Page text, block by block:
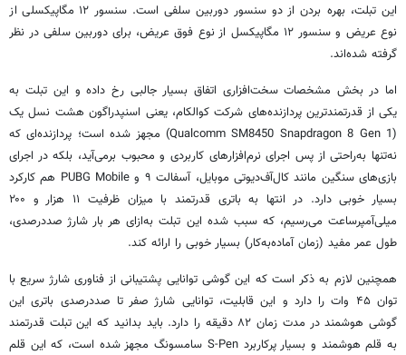
این تبلت، بهره بردن از دو سنسور دوربین سلفی است. سنسور ۱۲ مگاپیکسلی از
نوع عریض و سنسور ۱۲ مگاپیکسل از نوع فوق عریض، برای دوربین سلفی در نظر
گرفته شده‌اند.
اما در بخش مشخصات سخت‌افزاری اتفاق بسیار جالبی رخ داده و این تبلت به
یکی از قدرتمندترین پردازنده‌های شرکت کوالکام، یعنی اسنپدراگون هشت نسل یک
(Qualcomm SM8450 Snapdragon 8 Gen 1) مجهز شده است؛ پردازنده‌ای که
نه‌تنها به‌راحتی از پس اجرای نرم‌افزارهای کاربردی و محبوب برمی‌آید، بلکه در اجرای
بازی‌های سنگین مانندکال‌آف‌دیوتی
موبایل، آسفالت ۹ و PUBG Mobile هم کارکرد
بسیار خوبی دارد. در انتها به باتری قدرتمند با میزان ظرفیت ۱۱ هزار و ۲۰۰
میلی‌آمپرساعت می‌رسیم، که سبب شده این تبلت به‌ازای هر بار شارژ صددرصدی،
طول عمر مفید (زمان آماده‌به‌کار) بسیار خوبی را ارائه کند.
همچنین لازم به ذکر است که این گوشی توانایی پشتیبانی از فناوری شارژ سریع با
توان ۴۵ وات را دارد و این قابلیت، توانایی شارژ صفر تا صددرصدی باتری این
گوشی هوشمند در مدت زمان ۸۲ دقیقه را دارد. باید بدانید که این تبلت قدرتمند
به قلم هوشمند و بسیار پرکاربرد S-Pen سامسونگ مجهز شده است، که این قلم